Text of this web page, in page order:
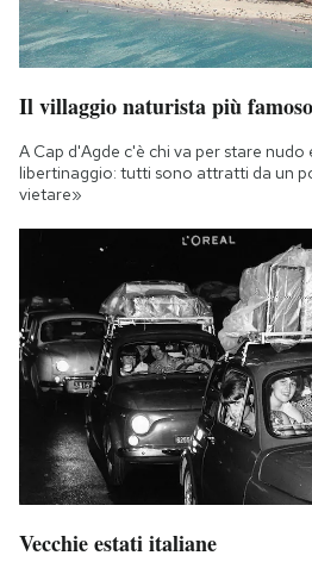
Il villaggio naturista più
A Cap d'Agde c'è chi va per stare nudo
libertinaggio: tutti sono attratti da un
vietare»
Vecchie estati italiane